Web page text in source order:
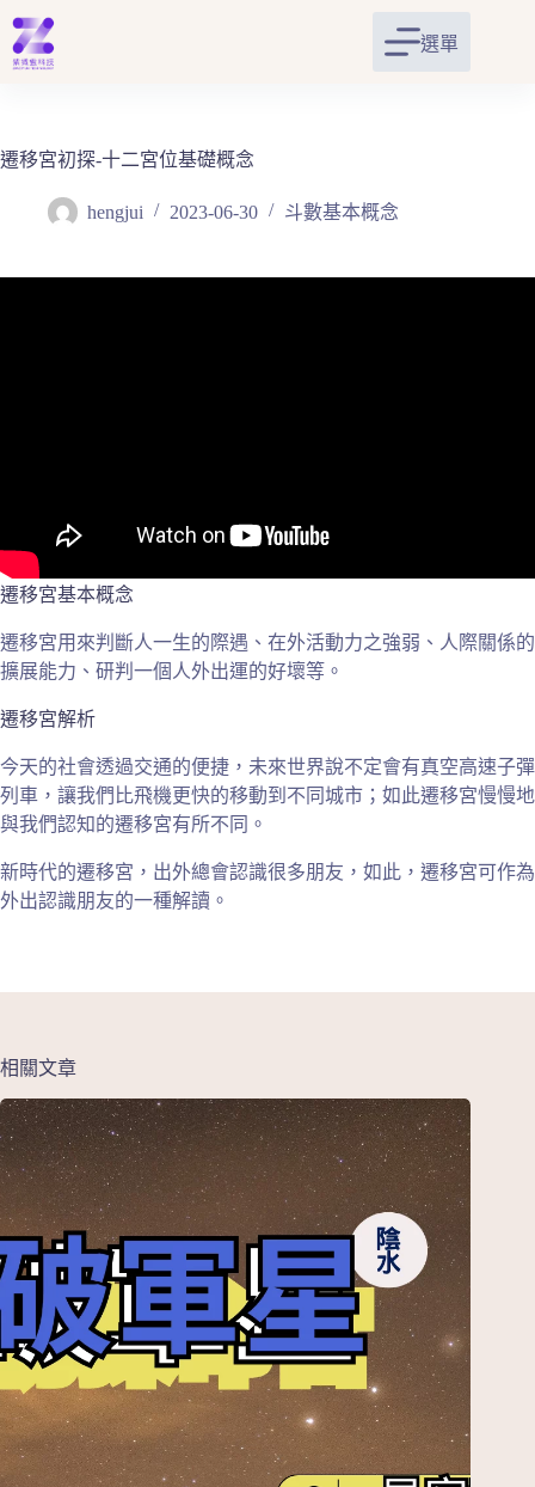
跳
至
主
容
選單
遷移宮初探-十二宮位基礎概念
hengjui 2023-06-30 斗數基本概念
遷移宮基本概念
遷移宮用來判斷人一生的際遇、在外活動力之強弱、人際關係的
擴展能力、研判一個人外出運的好壞等。
遷移宮解析
今天的社會透過交通的便捷，未來世界說不定會有真空高速子彈
列車，讓我們比飛機更快的移動到不同城市；如此遷移宮慢慢地
與我們認知的遷移宮有所不同。
新時代的遷移宮，出外總會認識很多朋友，如此，遷移宮可作為
外出認識朋友的一種解讀。
相關文章